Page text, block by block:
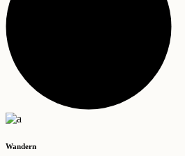
Wandern